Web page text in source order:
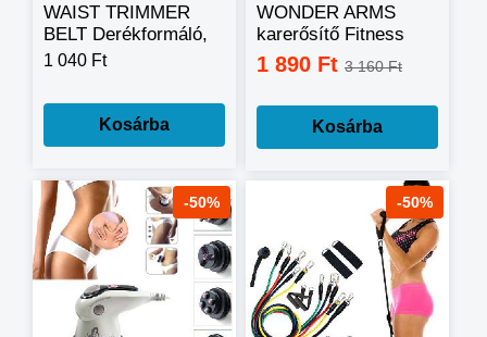
WAIST TRIMMER
BELT Derékformáló,
hasszorító
1 040 Ft
Kosárba
WONDER ARMS
karerősítő Fitness
edzőgép
1 890 Ft 3 160 Ft
Kosárba
-50% -50%